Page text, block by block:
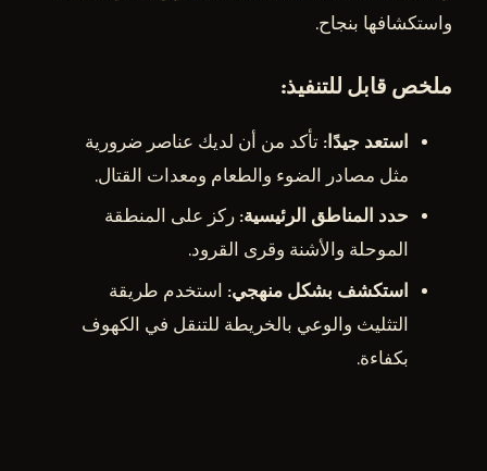
واستكشافها بنجاح.
ملخص قابل للتنفيذ:
استعد جيدًا: تأكد من أن لديك عناصر ضرورية
مثل مصادر الضوء والطعام ومعدات القتال.
حدد المناطق الرئيسية: ركز على المنطقة
الموحلة والأشنة وقرى القرود.
استكشف بشكل منهجي: استخدم طريقة
التثليث والوعي بالخريطة للتنقل في الكهوف
بكفاءة.